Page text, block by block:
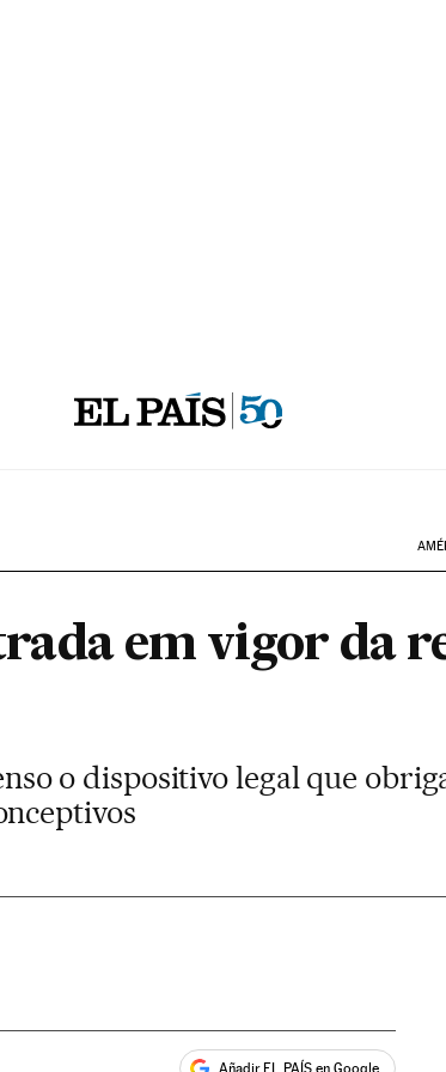
em vigor da
o dispositivo legal que
Añadir EL PAÍS en Google